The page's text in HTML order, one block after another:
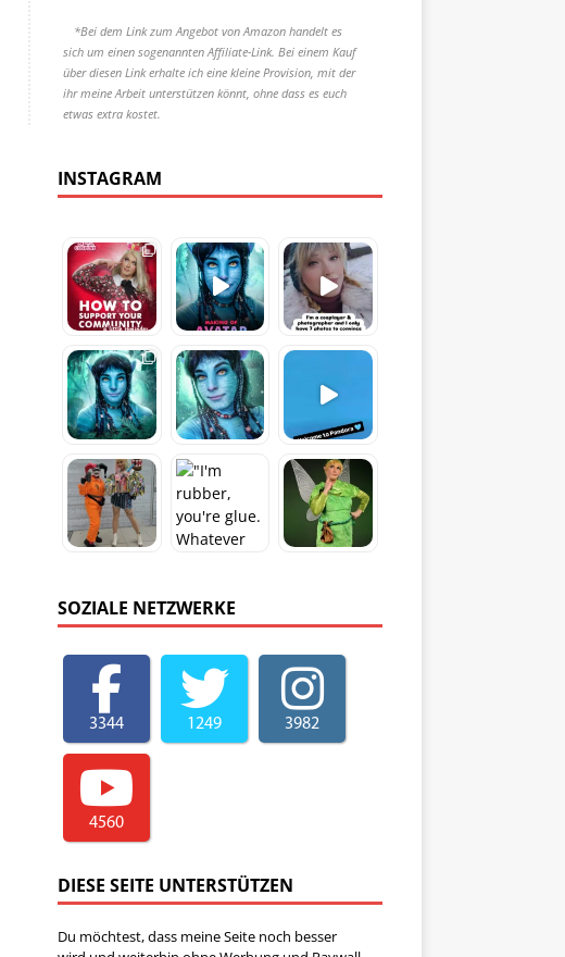
*Bei dem Link zum Angebot von Amazon handelt es
sich um einen sogenannten Affiliate-Link. Bei einem Kauf
über diesen Link erhalte ich eine kleine Provision, mit der
ihr meine Arbeit unterstützen könnt, ohne dass es euch
etwas extra kostet.
INSTAGRAM
SOZIALE NETZWERKE
3344 1249 3982
4560
DIESE SEITE UNTERSTÜTZEN
Du möchtest, dass meine Seite noch besser